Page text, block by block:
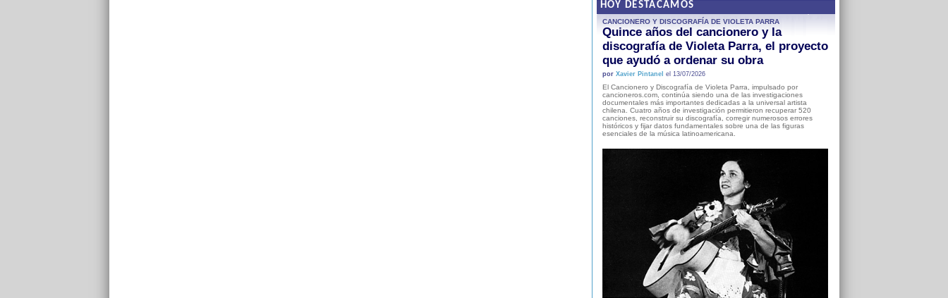
HOY DESTACAMOS
CANCIONERO Y DISCOGRAFÍA DE VIOLETA PARRA
Quince años del cancionero y la
discografía de Violeta Parra, el proyecto
que ayudó a ordenar su obra
por Xavier Pintanel el 13/07/2026
El Cancionero y Discografía de Violeta Parra, impulsado por
cancioneros.com, continúa siendo una de las investigaciones
documentales más importantes dedicadas a la universal artista
chilena. Cuatro años de investigación permitieron recuperar 520
canciones, reconstruir su discografía, corregir numerosos errores
históricos y fijar datos fundamentales sobre una de las figuras
esenciales de la música latinoamericana.